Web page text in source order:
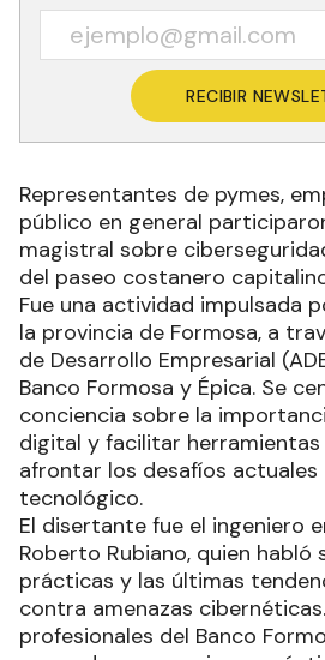
RECIBIR
Representantes de pymes,
público en general
magistral sobre
del paseo costanero
Fue una actividad impulsada
la provincia de Formosa, a
de Desarrollo Empresarial
Banco Formosa y Épica. Se
conciencia sobre la
digital y facilitar
afrontar los desafíos actuales
tecnológico.
El disertante fue el ingeniero
Roberto Rubiano, quien habló
prácticas y las últimas
contra amenazas
profesionales del Banco